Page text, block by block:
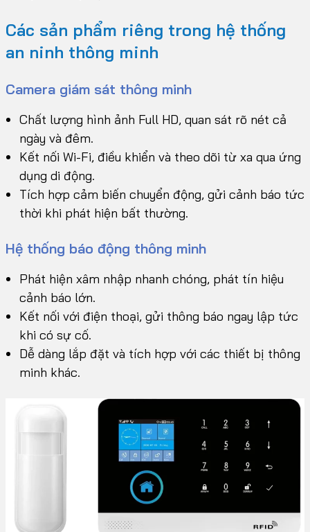
Các sản phẩm riêng trong hệ thống
an ninh thông minh
Camera giám sát thông minh
Chất lượng hình ảnh Full HD, quan sát rõ nét cả
ngày và đêm.
Kết nối Wi-Fi, điều khiển và theo dõi từ xa qua ứng
dụng di động.
Tích hợp cảm biến chuyển động, gửi cảnh báo tức
thời khi phát hiện bất thường.
Hệ thống báo động thông minh
Phát hiện xâm nhập nhanh chóng, phát tín hiệu
cảnh báo lớn.
Kết nối với điện thoại, gửi thông báo ngay lập tức
khi có sự cố.
Dễ dàng lắp đặt và tích hợp với các thiết bị thông
minh khác.